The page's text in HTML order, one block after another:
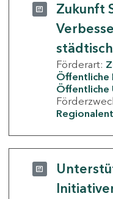
Zukunft
Förderart:
Öffentliche
Öffentliche